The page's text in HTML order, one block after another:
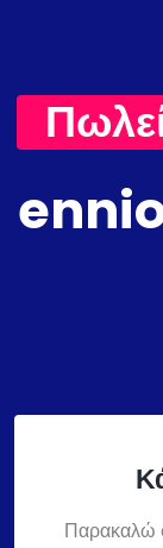
Παρακαλώ